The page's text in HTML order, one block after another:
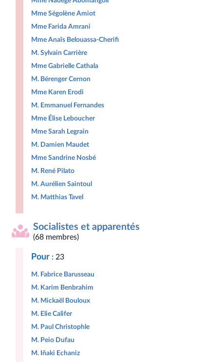
Mme Ségolène Amiot
Mme Farida Amrani
Mme Anaïs Belouassa-Cherifi
M. Sylvain Carrière
Mme Gabrielle Cathala
M. Bérenger Cernon
Mme Karen Erodi
M. Emmanuel Fernandes
Mme Élise Leboucher
Mme Sarah Legrain
M. Damien Maudet
Mme Sandrine Nosbé
M. René Pilato
M. Aurélien Saintoul
M. Matthias Tavel
Socialistes et apparentés
(68 membres)
Pour : 23
M. Fabrice Barusseau
M. Karim Benbrahim
M. Mickaël Bouloux
M. Elie Califer
M. Paul Christophle
M. Peio Dufau
M. Iñaki Echaniz